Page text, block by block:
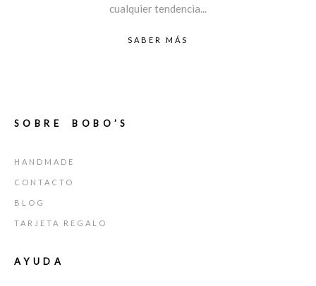
cualquier tendencia...
SABER MÁS
SOBRE BOBO’S
HANDMADE
CONTACTO
BLOG
TARJETA REGALO
AYUDA